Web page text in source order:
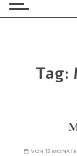
Tag:
VOR 12